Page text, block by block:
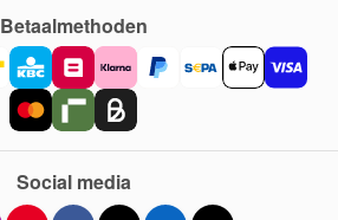
Betaalmethoden
Social media